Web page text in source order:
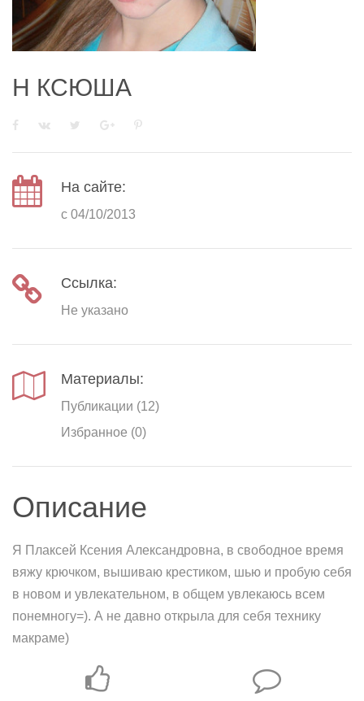
Н КСЮША
На сайте:
с 04/10/2013
Ссылка:
Не указано
Материалы:
Публикации (12)
Избранное (0)
Описание
Я Плаксей Ксения Александровна, в свободное время
вяжу крючком, вышиваю крестиком, шью и пробую себя
в новом и увлекательном, в общем увлекаюсь всем
понемногу=). А не давно открыла для себя технику
макраме)